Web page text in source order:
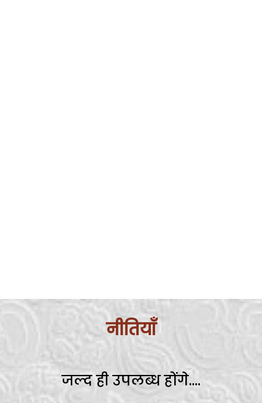
नीतियाँ
जल्द ही उपलब्ध होंगे....